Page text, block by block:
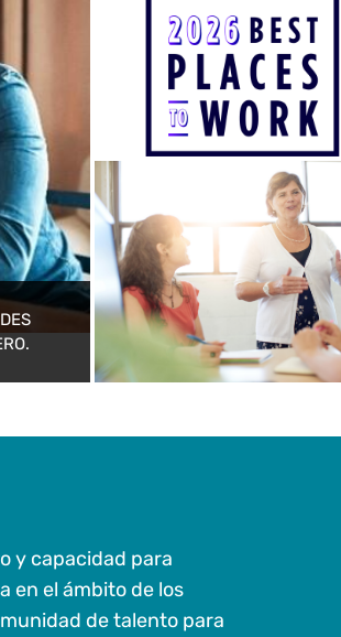
y capacidad para
en el ámbito de los
de talento para